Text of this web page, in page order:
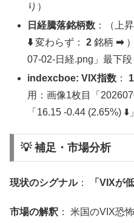
り）
日経騰落銘柄数 ：（上
⬇️変わらず：2 銘柄 ➡︎
07-02‐日経.png」最下
indexcboe: VIX指数 ：
用：画像1枚目「
「16.15 -0.44 (2.65%) ⬇️
💡 補足・市場分析
現状のシグナル： 「VIXが
市場の解釈 ： 米国のVIX恐